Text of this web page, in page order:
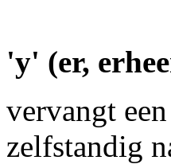
'y' (er,
vervangt
zelfstandig